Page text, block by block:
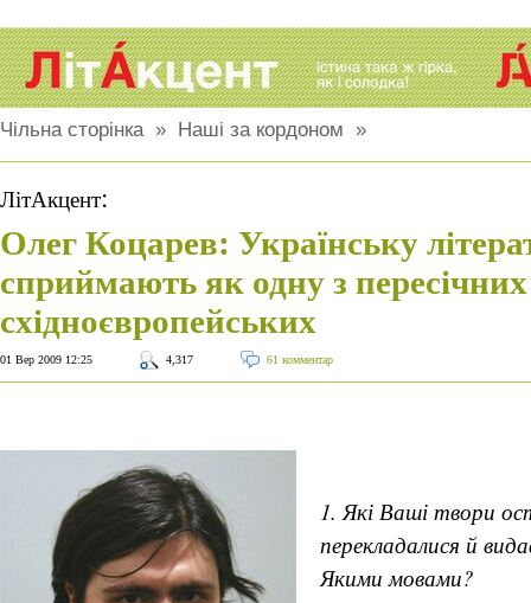
Чільна сторінка» Наші за кордоном »
ЛітАкцент:
Олег Коцарев: Українську
сприймають як одну з
східноєвропейських
01 Вер 2009 12:25 4,317 61 комментар
1. Які Ваші твори
перекладалися й
Якими мовами?